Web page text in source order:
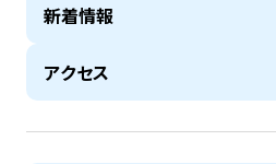
新着情報
アクセス